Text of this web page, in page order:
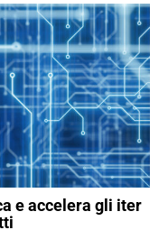
e accelera gli iter